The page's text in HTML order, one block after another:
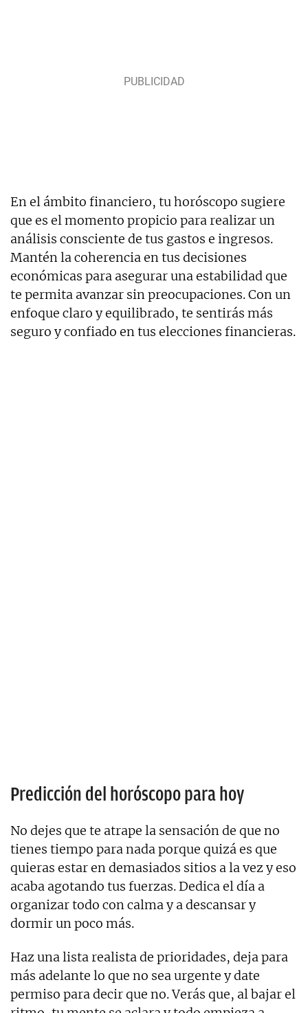
En el ámbito financiero, tu horóscopo sugiere
que es el momento propicio para realizar un
análisis consciente de tus gastos e ingresos.
Mantén la coherencia en tus decisiones
económicas para asegurar una estabilidad que
te permita avanzar sin preocupaciones. Con un
enfoque claro y equilibrado, te sentirás más
seguro y confiado en tus elecciones financieras.
Predicción del horóscopo para hoy
No dejes que te atrape la sensación de que no
tienes tiempo para nada porque quizá es que
quieras estar en demasiados sitios a la vez y eso
acaba agotando tus fuerzas. Dedica el día a
organizar todo con calma y a descansar y
dormir un poco más.
Haz una lista realista de prioridades, deja para
más adelante lo que no sea urgente y date
permiso para decir que no. Verás que, al bajar el